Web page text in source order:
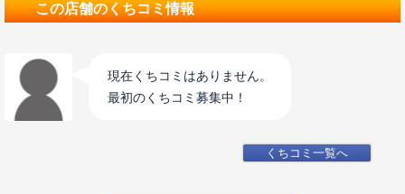
この店舗のくちコミ情報
現在くちコミはありません。
最初のくちコミ募集中！
くちコミ一覧へ